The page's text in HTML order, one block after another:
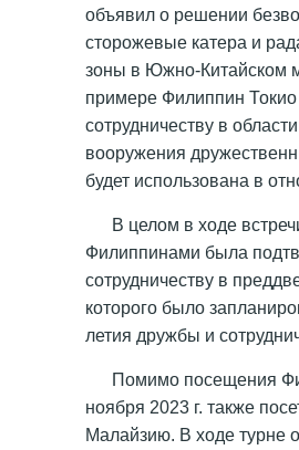
объявил о решении
сторожевые катера и
зоны в Южно-Китайском
примере Филиппин Токио
сотрудничеству в
вооружения
будет использована в
В целом в ходе
Филиппинами была
сотрудничеству в
которого было
летия дружбы и
Помимо посещения
ноября 2023 г. также
Малайзию. В ходе турне